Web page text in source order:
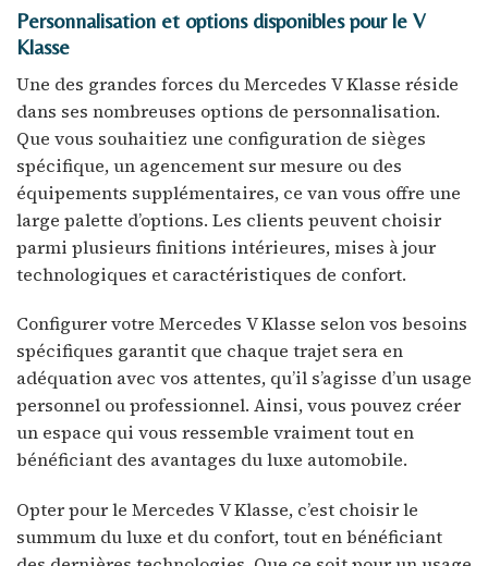
Personnalisation et options disponibles pour le V
Klasse
Une des grandes forces du Mercedes V Klasse réside
dans ses nombreuses options de personnalisation.
Que vous souhaitiez une configuration de sièges
spécifique, un agencement sur mesure ou des
équipements supplémentaires, ce van vous offre une
large palette d’options. Les clients peuvent choisir
parmi plusieurs finitions intérieures, mises à jour
technologiques et caractéristiques de confort.
Configurer votre Mercedes V Klasse selon vos besoins
spécifiques garantit que chaque trajet sera en
adéquation avec vos attentes, qu’il s’agisse d’un usage
personnel ou professionnel. Ainsi, vous pouvez créer
un espace qui vous ressemble vraiment tout en
bénéficiant des avantages du luxe automobile.
Opter pour le Mercedes V Klasse, c’est choisir le
summum du luxe et du confort, tout en bénéficiant